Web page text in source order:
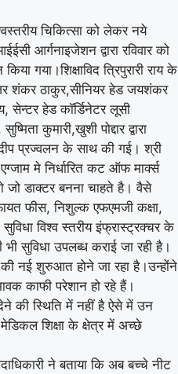
चिकित्सा को लेकर नये
आर्गनाइजेशन द्वारा रविवार को
गया।शिक्षाविद त्रिपुरारी राय के
शंकर ठाकुर,सीनियर हेड जयशंकर
सेन्टर हेड कॉर्डिनेटर लूसी
कुमारी,खुशी पोद्दार द्वारा
प्रज्वलन के साथ की गई। श्री
मे निर्धारित कट ऑफ मार्क्स
जो डाक्टर बनना चाहते है। वैसे
फीस, निशुल्क एफएमजी कक्षा,
विश्व स्तरीय इंफ्रास्ट्रक्चर के
सुविधा उपलब्ध कराई जा रही है।
नई शुरुआत होने जा रहा है।उन्होंने
काफी परेशान हो रहे हैं।
देने की स्थिति में नहीं है ऐसे में उन
शिक्षा के क्षेत्र में अच्छे
ने बताया कि अब बच्चे नीट